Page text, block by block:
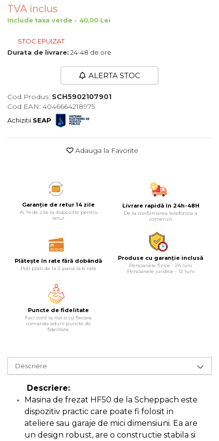
Maturi, Mopuri, Galeti &
Accesorii
Jucarii
Microscoape
Baterii & Acumulatori
Baterii AAA
Baterii AA
Proiectoare
Iluminare Led
Echipamente Pentru Service-uri
Auto
Manometru
Antifurt Bicicleta
Accesorii Auto
Tester Baterie Auto
Presa Arc
Cheie Roti
Cheie Bujii
Cheie Filtru Ulei
TVA inclus
Include taxa verde - 40,00 Lei
STOC EPUIZAT
Durata de livrare: 24-48 de ore
ALERTA STOC
Cod Produs: SCH5902107901
Cod EAN: 4046664218975
Achizitii SEAP
Adauga la Favorite
Garanție de retur 14 zile
Ai 14 de zile la dispozitie pentru
retur
Livrare rapidă în 24h-48H
De la confirmarea telefonica a
comenzii
Plătește în rate fără dobândă
Poti plati de la 2 pana la 6 rate
Produse cu garanție inclusă
Persoanele fizice - 24 luni
Persoanele juridice - 12 luni
Puncte de fidelitate
Faci cont la noi si cu fiecare
comanda aduni puncte de
fidelitate.
Descriere
Descriere:
Masina de frezat HF50 de la Scheppach este
dispozitiv practic care poate fi folosit in
ateliere sau garaje de mici dimensiuni. Ea are
un design robust, are o constructie stabila si